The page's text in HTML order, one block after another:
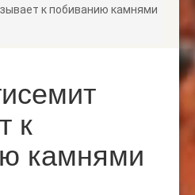
к побиванию камнями
к
камнями